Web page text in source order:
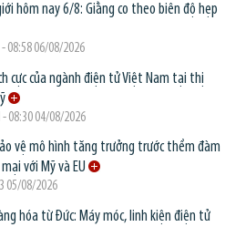
hôm nay 6/8: Giằng co theo biên độ hẹp
- 08:58 06/08/2026
cực của ngành điện tử Việt Nam tại thị
- 08:30 04/08/2026
vệ mô hình tăng trưởng trước thềm đàm
với Mỹ và EU
05/08/2026
hóa từ Đức: Máy móc, linh kiện điện tử